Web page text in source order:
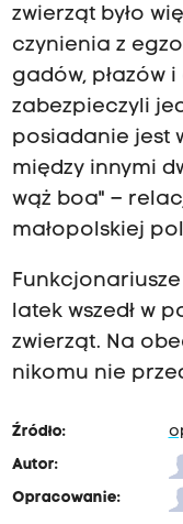
zwierząt było
czynienia z
gadów, płazów
zabezpieczyli
posiadanie jest
między innymi
wąż boa" –
małopolskiej
latek wszedł w
zwierząt. Na
nikomu nie
Źródło:
Autor:
Opracowanie: